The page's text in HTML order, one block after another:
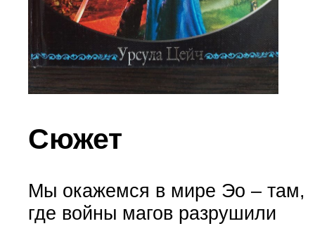
Сюжет
Мы окажемся в мире Эо – там,
где войны магов разрушили